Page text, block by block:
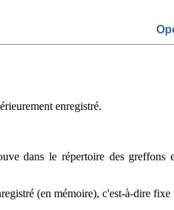
enregistré.
dans le répertoire des
(en mémoire), c'est-à-dire